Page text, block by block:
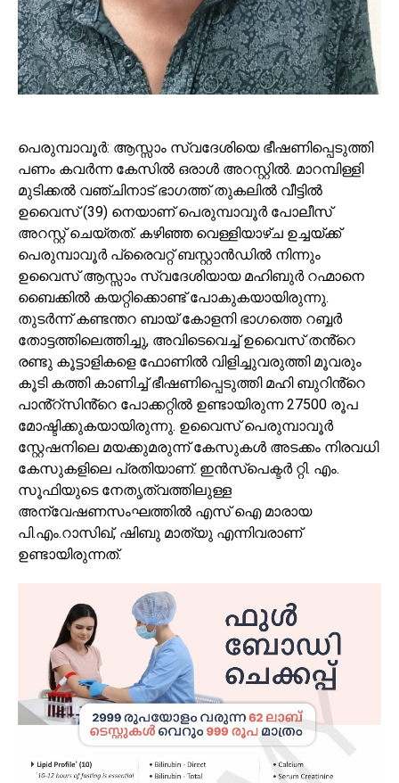
പെരുമ്പാവൂർ: ആസ്സാം സ്വദേശിയെ ഭീഷണിപ്പെടുത്തി
പണം കവർന്ന കേസിൽ ഒരാൾ അറസ്റ്റിൽ. മാറമ്പിള്ളി
മുടിക്കൽ വഞ്ചിനാട് ഭാഗത്ത് തുകലിൽ വീട്ടിൽ
ഉവൈസ് (39) നെയാണ് പെരുമ്പാവൂർ പോലീസ്
അറസ്റ്റ് ചെയ്തത്. കഴിഞ്ഞ വെള്ളിയാഴ്ച ഉച്ചയ്ക്ക്
പെരുമ്പാവൂർ പ്രൈവറ്റ് ബസ്റ്റാൻഡിൽ നിന്നും
ഉവൈസ് ആസ്സാം സ്വദേശിയായ മഹിബുർ റഹ്മാനെ
ബൈക്കിൽ കയറ്റിക്കൊണ്ട് പോകുകയായിരുന്നു.
തുടർന്ന് കണ്ടന്തറ ബായ് കോളനി ഭാഗത്തെ റബ്ബർ
തോട്ടത്തിലെത്തിച്ചു, അവിടെവെച്ച് ഉവൈസ് തൻ്റെ
രണ്ടു കൂട്ടാളികളെ ഫോണിൽ വിളിച്ചുവരുത്തി മൂവരും
കൂടി കത്തി കാണിച്ച് ഭീഷണിപ്പെടുത്തി മഹി ബുറിൻ്റെ
പാൻ്റ്സിൻ്റെ പോക്കറ്റിൽ ഉണ്ടായിരുന്ന 27500 രൂപ
മോഷ്ടിക്കുകയായിരുന്നു. ഉവൈസ് പെരുമ്പാവൂർ
സ്റ്റേഷനിലെ മയക്കുമരുന്ന് കേസുകൾ അടക്കം നിരവധി
കേസുകളിലെ പ്രതിയാണ്. ഇൻസ്പെക്ടർ റ്റി. എം.
സൂഫിയുടെ നേതൃത്വത്തിലുള്ള
അന്വേഷണസംഘത്തിൽ എസ് ഐ മാരായ
പി.എം.റാസിഖ്, ഷിബു മാത്യു എന്നിവരാണ്
ഉണ്ടായിരുന്നത്.